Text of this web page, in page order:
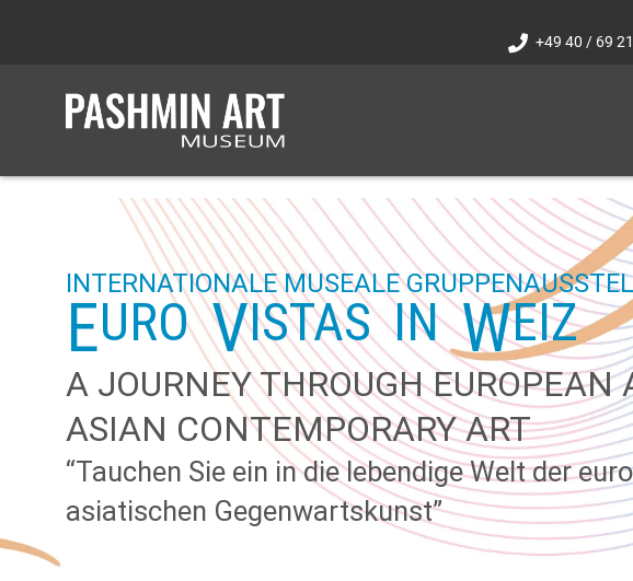
+49 40 / 69
INTERNATIONALE MUSEALE
EURO VISTAS IN WEIZ
A JOURNEY THROUGH EUROPEAN
ASIAN CONTEMPORARY ART
“Tauchen Sie ein in die lebendige Welt der
asiatischen Gegenwartskunst”